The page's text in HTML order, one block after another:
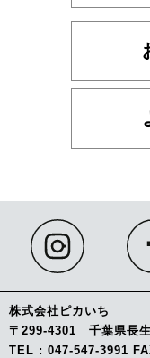
株式会社ピカいち
〒299-4301 千葉県長
TEL : 047-547-3991